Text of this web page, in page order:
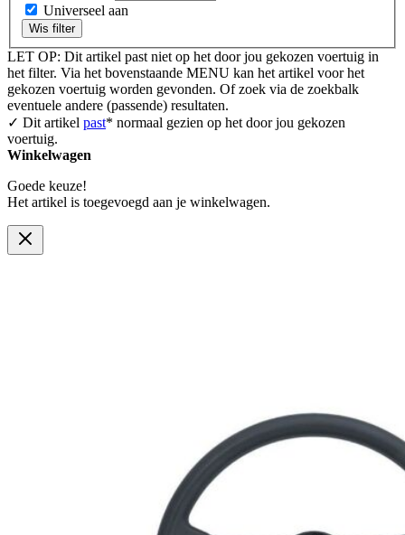
Universeel aan
Wis filter
LET OP: Dit artikel past niet op het door jou gekozen voertuig in
het filter. Via het bovenstaande MENU kan het artikel voor het
gekozen voertuig worden gevonden. Of zoek via de zoekbalk
eventuele andere (passende) resultaten.
✓ Dit artikel past* normaal gezien op het door jou gekozen
voertuig.
Winkelwagen
Goede keuze!
Het artikel is toegevoegd aan je winkelwagen.